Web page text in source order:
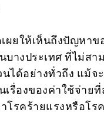
เผยให้เห็นถึงปัญห
บางประเทศ ที่ไม่ส
ได้อย่างทั่วถึง แม้
เรื่องของค่าใช้จ่าย
โรคร้ายแรงหรือโร